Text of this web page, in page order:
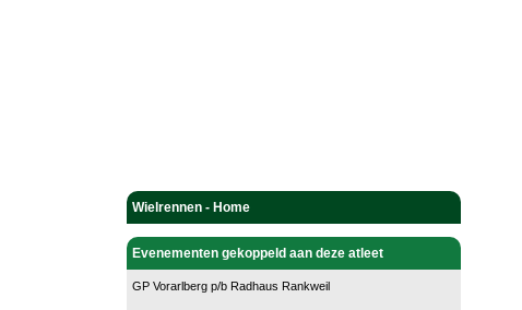
Wielrennen - Home
Evenementen gekoppeld aan deze atleet
GP Vorarlberg p/b Radhaus Rankweil